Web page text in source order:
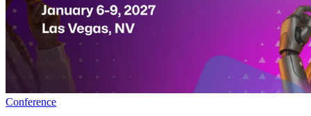
Conference